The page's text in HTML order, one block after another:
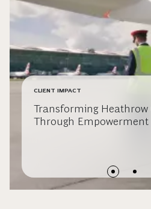
CLIENT IMPACT
Transforming Heathrow
Through Empowerment